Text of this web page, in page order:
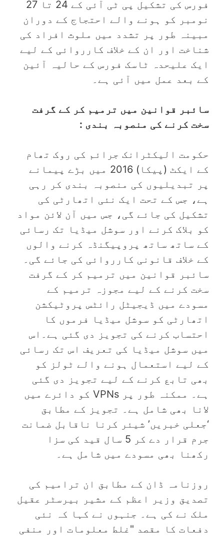
فورس کی تشکیل پی ٹی آئی کے 24 تا 27
نومبر کو ہونے والے احتجاج کے دوران
مبینہ طور پر تشدد میں ملوث افراد کی
شناخت اور ان کے خلاف کارروائی کے لیے
ایک علیحدہ ٹاسک فورس کے حالیہ آئین
کے بعد عمل میں آئی ہے۔
سائبر قوانین میں ترمیم کر کے گرفت
سخت کرنے کی منصوبہ بندی :
حکومت الیکٹرانک جرائم کی روک تھام
کے ایکٹ (پیکا) 2016 میں بڑے پیمانے
پر تبدیلیوں کی منصوبہ بندی کر رہی
ہے، جس کے تحت ایک نئی اتھارٹی کی
تشکیل کی جائے گی، جس میں آن لائن مواد
کو بلاک کرنے اور سوشل میڈیا تک رسائی
کے ساتھ ساتھ پروپیگنڈہ کرنے والوں
کے خلاف قانونی کارروائی کی جائے گی۔
سائبر قوانین میں ترمیم کر کے گرفت
سخت کرنے کے لیے مجوزہ ترمیم کے
مسودے میں ڈیجیٹل رائٹس پروٹیکشن
اتھارٹی کو سوشل میڈیا فرموں کا
احتساب کرنے کی تجویز دی گئی ہے۔اس
میں سوشل میڈیا کی تعریف اس تک رسائی
کے لیے استعمال ہونے والے ٹولز کو
بھی تابع کرنے کے لیے تجویز دی گئی
ہے۔ ممکنہ طور پر VPNs کو دائرے میں
لانا بھی شامل ہے۔ تجویز کے مطابق
‘جعلی خبریں’ شیئر کرنا ناقابل ضمانت
جرم قرار دے کر 5 سال قید کی سزا
رکھنا بھی مسودے میں شامل ہے۔
روزنامہ ڈان کے مطابق ان ترامیم کی
تصدیق وزیر اعظم کے مشیر بیرسٹر عقیل
ملک نے کی ہے۔ جنہوں نے کہا کہ نئی
دفعات کا مقصد "غلط معلومات اور منفی